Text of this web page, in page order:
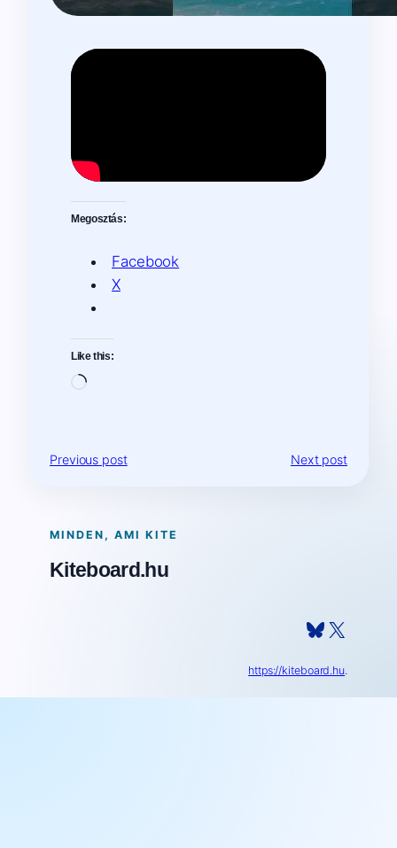
Megosztás:
Facebook
X
Like this:
Loading…
Previous post Next post
MINDEN, AMI KITE
Kiteboard.hu
Bluesky X
https://kiteboard.hu.